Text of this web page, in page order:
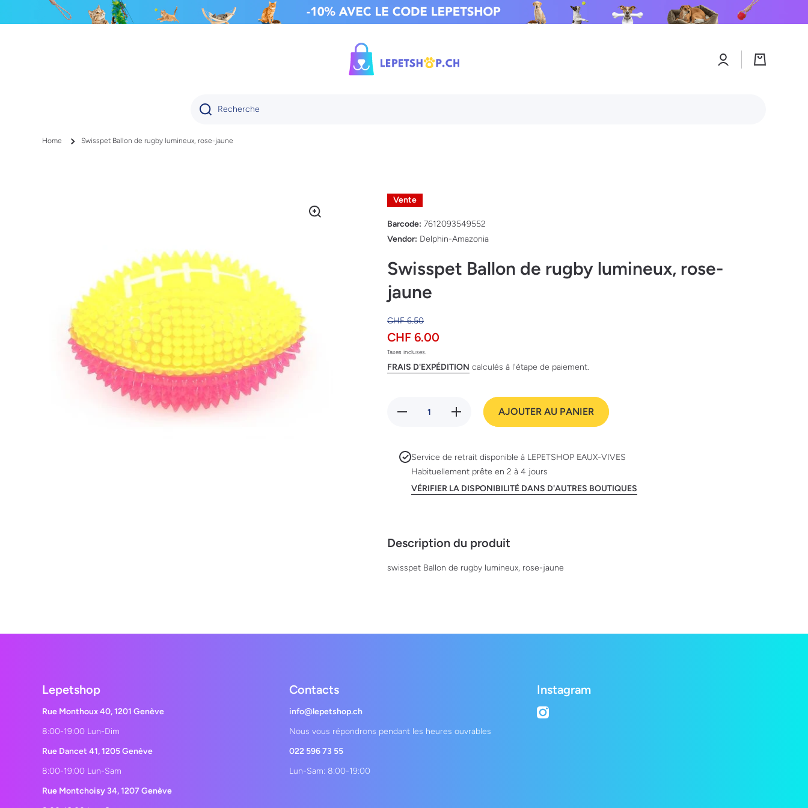
IGNORER ET PASSER AU CONTENU
ConnexionPanier
Recherche
Home Swisspet Ballon de rugby lumineux, rose-jaune
Vente
Barcode: 7612093549552
Vendor: Delphin-Amazonia
Swisspet Ballon de rugby lumineux, rose-
jaune
CHF 6.50
CHF 6.00
Taxes incluses.
FRAIS D'EXPÉDITION calculés à l'étape de paiement.
Réduire
Ballon de
rugby
lumineux,
rose-
jaune
Augmenter
la quantité
rugby
rose-jaune
AJOUTER AU PANIER
Service de retrait disponible à LEPETSHOP EAUX-VIVES
Habituellement prête en 2 à 4 jours
VÉRIFIER LA DISPONIBILITÉ DANS D'AUTRES BOUTIQUES
Description du produit
swisspet Ballon de rugby lumineux, rose-jaune
Lepetshop
Rue Monthoux 40, 1201 Genève
8:00-19:00 Lun-Dim
Rue Dancet 41, 1205 Genève
8:00-19:00 Lun-Sam
Rue Montchoisy 34, 1207 Genève
Contacts
info@lepetshop.ch
Nous vous répondrons pendant les heures ouvrables
022 596 73 55
Lun-Sam: 8:00-19:00
Instagram
instagramcom/lepetshopch/